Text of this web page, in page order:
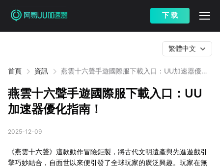
下 载
首頁 資訊
燕雲十六聲手遊國際服下載入口：UU加速器優化
繁體中文
燕雲十六聲手遊國際服下載入口：UU
加速器優化指南！
2025-12-09
《燕雲十六聲》這款動作冒險鉅製，將古代文明遺產與先進遊戲引
擎巧妙結合，自面世以來便引發了全球玩家的廣泛興趣。玩家在無